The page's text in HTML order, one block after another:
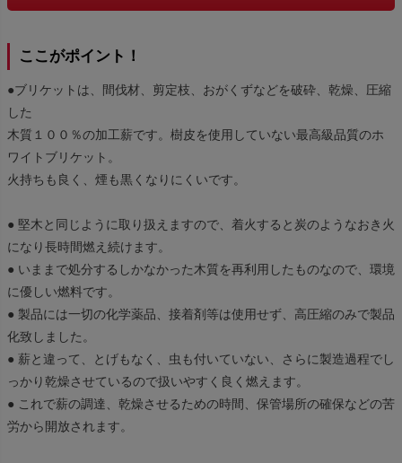
ここがポイント！
●ブリケットは、間伐材、剪定枝、おがくずなどを破砕、乾燥、圧縮
した
木質１００％の加工薪です。樹皮を使用していない最高級品質のホ
ワイトブリケット。
火持ちも良く、煙も黒くなりにくいです。
● 堅木と同じように取り扱えますので、着火すると炭のようなおき火
になり長時間燃え続けます。
● いままで処分するしかなかった木質を再利用したものなので、環境
に優しい燃料です。
● 製品には一切の化学薬品、接着剤等は使用せず、高圧縮のみで製品
化致しました。
● 薪と違って、とげもなく、虫も付いていない、さらに製造過程でし
っかり乾燥させているので扱いやすく良く燃えます。
● これで薪の調達、乾燥させるための時間、保管場所の確保などの苦
労から開放されます。